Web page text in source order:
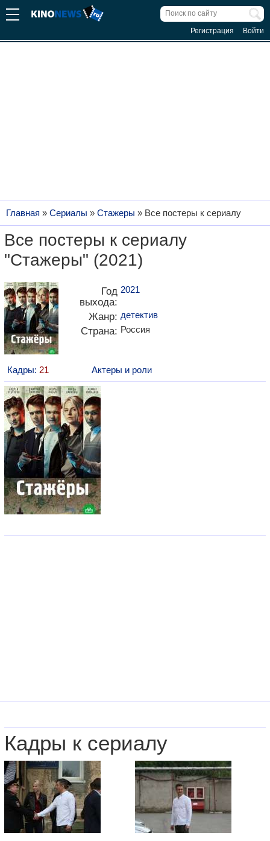
Регистрация Войти
Главная » Сериалы » Стажеры » Все постеры к сериалу
Все постеры к сериалу
"Стажеры" (2021)
Год
выхода:
2021
Жанр: детектив
Страна: Россия
Кадры: 21 Актеры и роли
Кадры к сериалу